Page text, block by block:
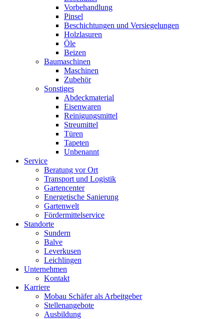
Vorbehandlung
Pinsel
Beschichtungen und Versiegelungen
Holzlasuren
Öle
Beizen
Baumaschinen
Maschinen
Zubehör
Sonstiges
Abdeckmaterial
Eisenwaren
Reinigungsmittel
Streumittel
Türen
Tapeten
Unbenannt
Service
Beratung vor Ort
Transport und Logistik
Gartencenter
Energetische Sanierung
Gartenwelt
Fördermittelservice
Standorte
Sundern
Balve
Leverkusen
Leichlingen
Unternehmen
Kontakt
Karriere
Mobau Schäfer als Arbeitgeber
Stellenangebote
Ausbildung